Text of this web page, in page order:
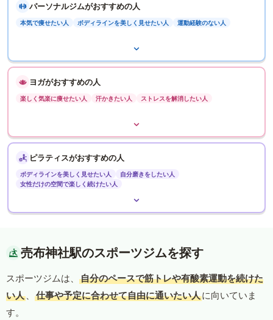
パーソナルジムがおすすめの人
本気で痩せたい人 ボディラインを美しく見せたい人 運動経験のない人
ヨガがおすすめの人
楽しく気楽に痩せたい人 汗かきたい人 ストレスを解消したい人
ピラティスがおすすめの人
ボディラインを美しく見せたい人
自分磨きをしたい人
女性だけの空間で楽しく続けたい人
売布神社駅のスポーツジムを探す
スポーツジムは、
自分のペースで筋トレや有酸素運動を続けた
い人 、 仕事や予定に合わせて自由に通いたい人に向いていま
す。